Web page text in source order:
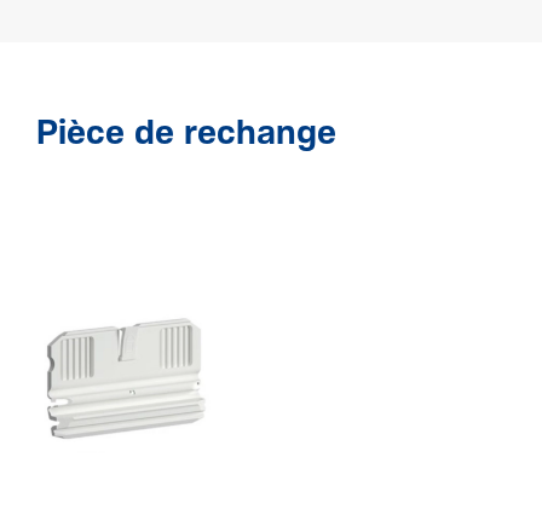
Acces­soires d'ali­gne­ment goulotte
Non
Nombre d'agrafes par mètre
0
Nombre de cloi­sons
Pièce de rechange